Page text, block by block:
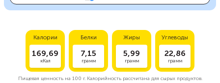
Калории
169,69
кКал
Белки
7,15
грамм
Жиры
5,99
грамм
Углеводы
22,86
грамм
Пищевая ценность на 100 г.Калорийность рассчитана для сырых продуктов.